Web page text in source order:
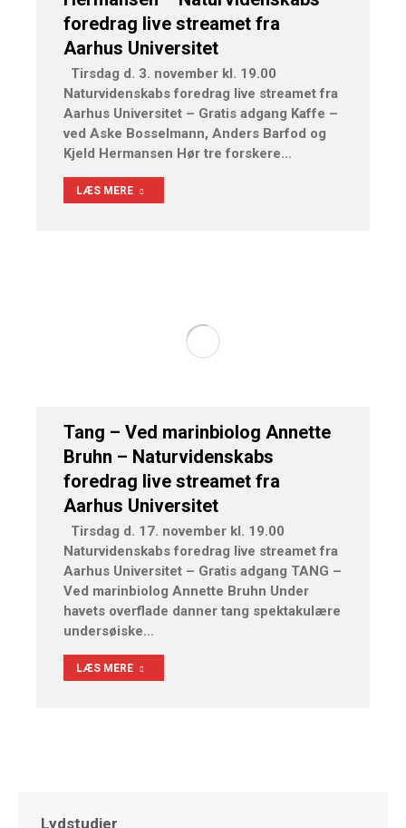
foredrag live streamet fra
Aarhus Universitet
Tirsdag d. 3. november kl. 19.00
Naturvidenskabs foredrag live streamet fra
Aarhus Universitet – Gratis adgang Kaffe –
ved Aske Bosselmann, Anders Barfod og
Kjeld Hermansen Hør tre forskere…
LÆS MERE
Tang – Ved marinbiolog Annette
Bruhn – Naturvidenskabs
foredrag live streamet fra
Aarhus Universitet
Tirsdag d. 17. november kl. 19.00
Naturvidenskabs foredrag live streamet fra
Aarhus Universitet – Gratis adgang TANG –
Ved marinbiolog Annette Bruhn Under
havets overflade danner tang spektakulære
undersøiske…
LÆS MERE
Lydstudier